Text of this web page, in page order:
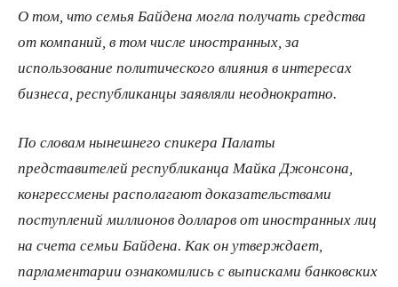
О том, что семья Байдена могла получать средства
от компаний, в том числе иностранных, за
использование политического влияния в интересах
бизнеса, республиканцы заявляли неоднократно.
По словам нынешнего спикера Палаты
представителей республиканца Майка Джонсона,
конгрессмены располагают доказательствами
поступлений миллионов долларов от иностранных лиц
на счета семьи Байдена. Как он утверждает,
парламентарии ознакомились с выписками банковских